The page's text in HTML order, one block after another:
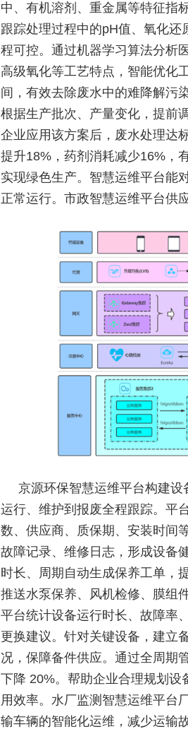
中、有机溶剂、重金属等特征指
跟踪处理过程中的pH值、氧化
程可控。通过机器学习算法分析
高级氧化等工艺特点，智能优化
间，有效去除废水中的难降解污
根据生产批次、产量变化，提前
企业应用该方案后，废水处理达
提升18%，药剂消耗减少16%，
实现绿色生产。智慧运维平台能
正常运行。市政智慧运维平台供
京源环保智慧运维平台构建设
运行、维护到报废全程跟踪。平
数、供应商、质保期、安装时间
故障记录、维修日志，形成设备
时长、周期自动生成保养工单，
推送水泵保养、风机检修、膜组
平台统计设备运行时长、故障率
更换建议。针对关键设备，建立
况，保障备件供应。通过全周期
下降 20%。帮助企业合理规划设
用效率。水厂监测智慧运维平台
输车辆的智能化运维，减少运输故